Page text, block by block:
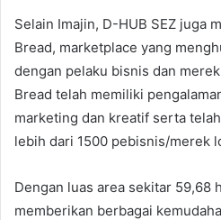
Selain Imajin, D-HUB SEZ juga
Bread, marketplace yang
dengan pelaku bisnis dan
Bread telah memiliki
marketing dan kreatif serta
lebih dari 1500 pebisnis/merek
Dengan luas area sekitar 59,68
memberikan berbagai